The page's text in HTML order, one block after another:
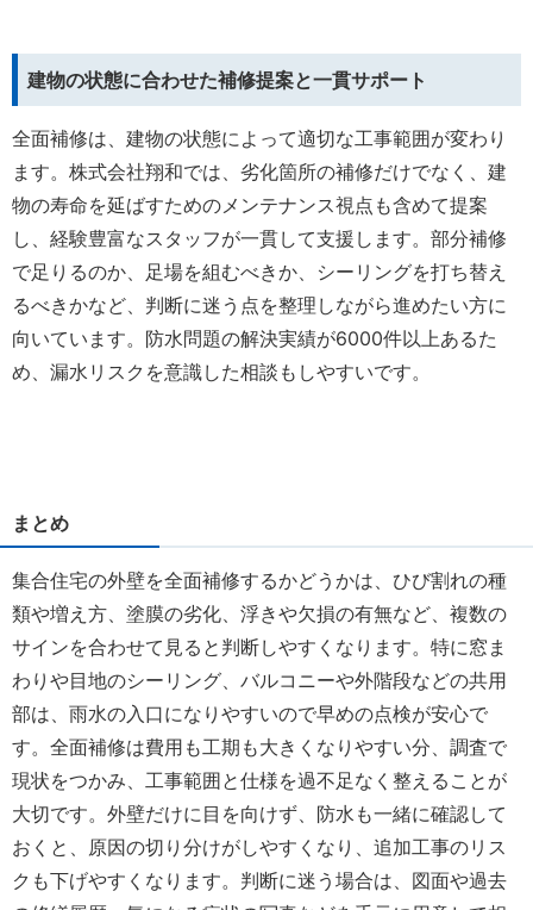
建物の状態に合わせた補修提案と一貫サポート
全面補修は、建物の状態によって適切な工事範囲が変わり
ます。株式会社翔和では、劣化箇所の補修だけでなく、建
物の寿命を延ばすためのメンテナンス視点も含めて提案
し、経験豊富なスタッフが一貫して支援します。部分補修
で足りるのか、足場を組むべきか、シーリングを打ち替え
るべきかなど、判断に迷う点を整理しながら進めたい方に
向いています。防水問題の解決実績が6000件以上あるた
め、漏水リスクを意識した相談もしやすいです。
まとめ
集合住宅の外壁を全面補修するかどうかは、ひび割れの種
類や増え方、塗膜の劣化、浮きや欠損の有無など、複数の
サインを合わせて見ると判断しやすくなります。特に窓ま
わりや目地のシーリング、バルコニーや外階段などの共用
部は、雨水の入口になりやすいので早めの点検が安心で
す。全面補修は費用も工期も大きくなりやすい分、調査で
現状をつかみ、工事範囲と仕様を過不足なく整えることが
大切です。外壁だけに目を向けず、防水も一緒に確認して
おくと、原因の切り分けがしやすくなり、追加工事のリス
クも下げやすくなります。判断に迷う場合は、図面や過去